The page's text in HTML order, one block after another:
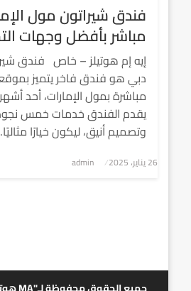
فندق شيراتون مول
مباشر بأفضل وجهات
إيه إم هوتيلز – خاص فندق
دبي هو فندق فاخر يتميز
مباشرة بمول الإمارات، أحد
يقدم الفندق خدمات خمس
وتصميم أنيق، ليكون خيارًا
نُشر
26 يناير، 2025 admin